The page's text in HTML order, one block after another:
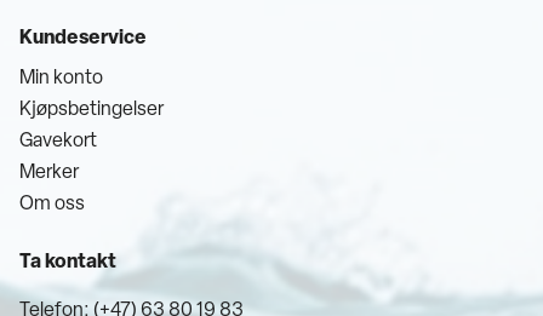
Kundeservice
Min konto
Kjøpsbetingelser
Gavekort
Merker
Om oss
Ta kontakt
Telefon: (+47) 63 80 19 83